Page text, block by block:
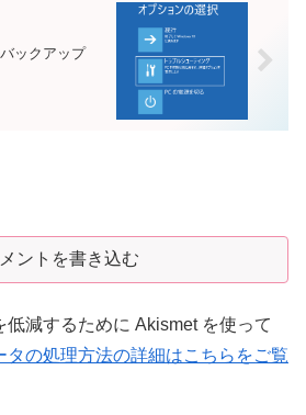
ックアップ
ントを書き込む
低減するために Akismet を使って
タの処理方法の詳細はこちらをご覧